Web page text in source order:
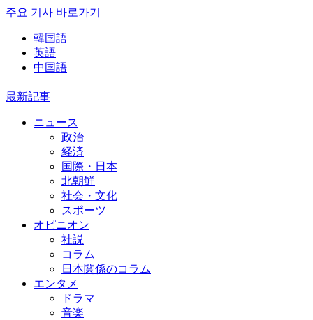
주요 기사 바로가기
韓国語
英語
中国語
最新記事
ニュース
政治
経済
国際・日本
北朝鮮
社会・文化
スポーツ
オピニオン
社説
コラム
日本関係のコラム
エンタメ
ドラマ
音楽